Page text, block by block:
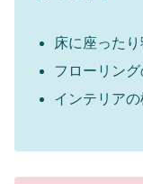
床に座ったり
フローリング
インテリアの